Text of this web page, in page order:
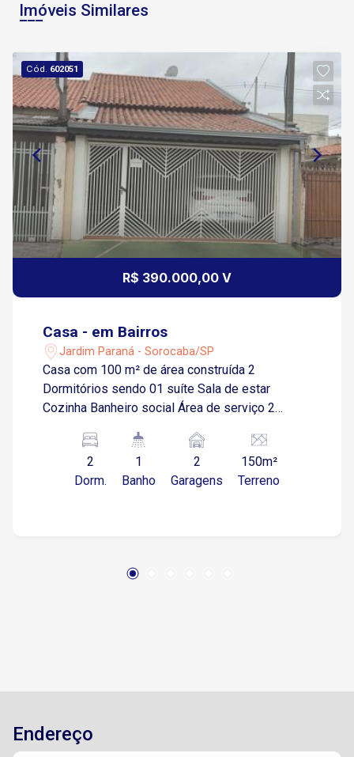
Imóveis Similares
Cód. 602051
R$ 390.000,00 V
Casa - em Bairros
Jardim Paraná - Sorocaba/SP
Casa com 100 m² de área construída 2
Dormitórios sendo 01 suíte Sala de estar
Cozinha Banheiro social Área de serviço 2
2
Dorm.
1
Banho
2
Garagens
150m²
Terreno
Endereço